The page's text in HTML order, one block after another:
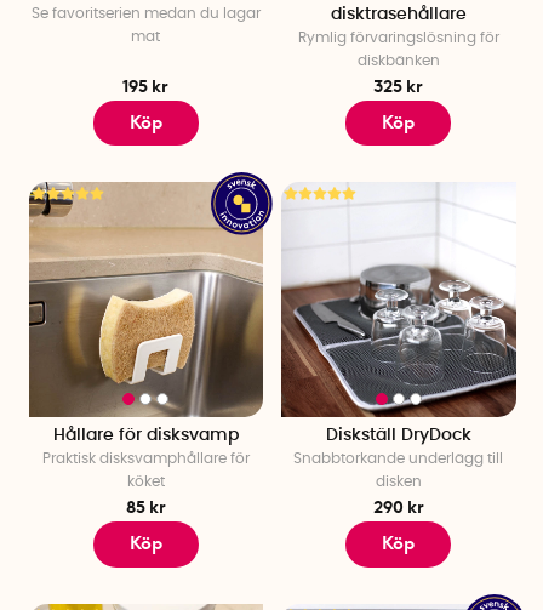
Se favoritserien medan du lagar
mat
195 kr
Köp
disktrasehållare
Rymlig förvaringslösning för
diskbänken
325 kr
Köp
Hållare för disksvamp
Praktisk disksvamphållare för
köket
85 kr
Köp
Diskställ DryDock
Snabbtorkande underlägg till
disken
290 kr
Köp